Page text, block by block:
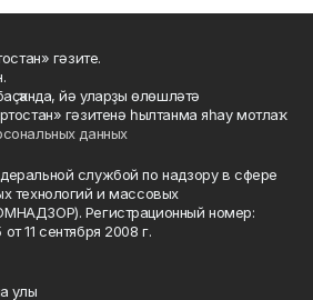
гәзите.
йә уларҙы өлөшләтә
гәзитенә һылтанма яһау мотлаҡ.
данных
службой по надзору в сфере
технологий и массовых
Регистрационный номер:
11 сентября 2008 г.
улы